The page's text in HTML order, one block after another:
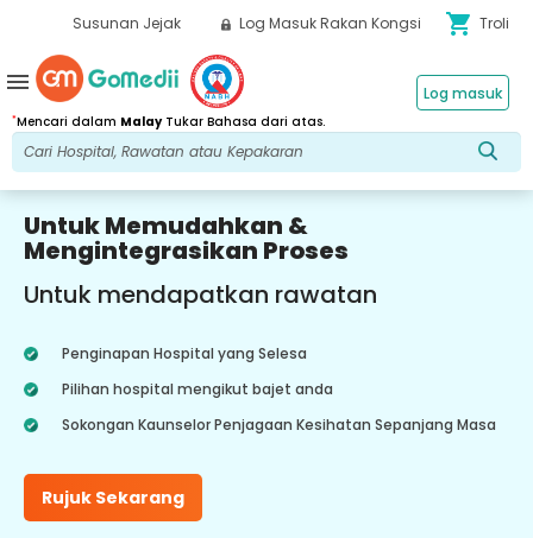
Susunan Jejak Log Masuk Rakan Kongsi shopping_cart Troli
*Mencari dalam MalayTukar Bahasa dari atas.
Log masuk
menu
Untuk Memudahkan &
Mengintegrasikan Proses
Untuk mendapatkan rawatan
Penginapan Hospital yang Selesa
Pilihan hospital mengikut bajet anda
Sokongan Kaunselor Penjagaan Kesihatan Sepanjang Masa
Rujuk Sekarang